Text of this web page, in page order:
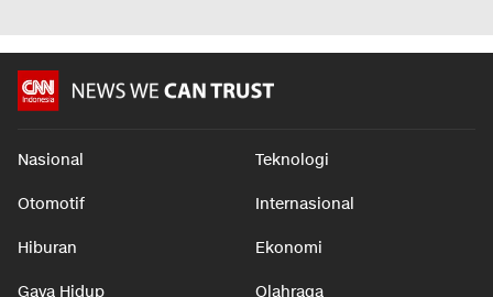
Nasional Teknologi
Otomotif Internasional
Hiburan Ekonomi
Gaya Hidup Olahraga